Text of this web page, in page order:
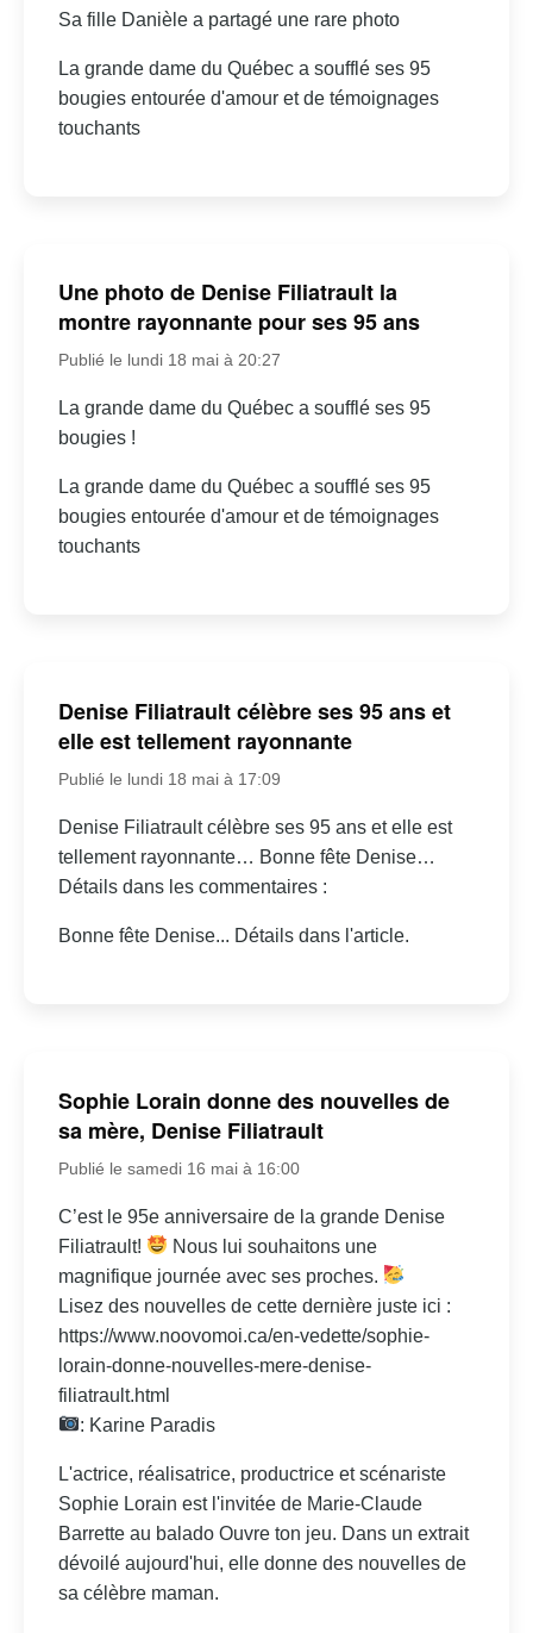
Sa fille Danièle a partagé une rare photo
La grande dame du Québec a soufflé ses 95
bougies entourée d'amour et de témoignages
touchants
Une photo de Denise Filiatrault la
montre rayonnante pour ses 95 ans
Publié le lundi 18 mai à 20:27
La grande dame du Québec a soufflé ses 95
bougies !
La grande dame du Québec a soufflé ses 95
bougies entourée d'amour et de témoignages
touchants
Denise Filiatrault célèbre ses 95 ans et
elle est tellement rayonnante
Publié le lundi 18 mai à 17:09
Denise Filiatrault célèbre ses 95 ans et elle est
tellement rayonnante… Bonne fête Denise…
Détails dans les commentaires :
Bonne fête Denise... Détails dans l'article.
Sophie Lorain donne des nouvelles de
sa mère, Denise Filiatrault
Publié le samedi 16 mai à 16:00
C’est le 95e anniversaire de la grande Denise
Filiatrault!
Nous lui souhaitons une
magnifique journée avec ses proches.
Lisez des nouvelles de cette dernière juste ici :
https://www.noovomoi.ca/en-vedette/sophie-
lorain-donne-nouvelles-mere-denise-
filiatrault.html
: Karine Paradis
L'actrice, réalisatrice, productrice et scénariste
Sophie Lorain est l'invitée de Marie-Claude
Barrette au balado Ouvre ton jeu. Dans un extrait
dévoilé aujourd'hui, elle donne des nouvelles de
sa célèbre maman.